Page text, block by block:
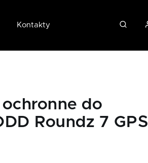
Kontakty
ochronne do
Roundz 7 GPS